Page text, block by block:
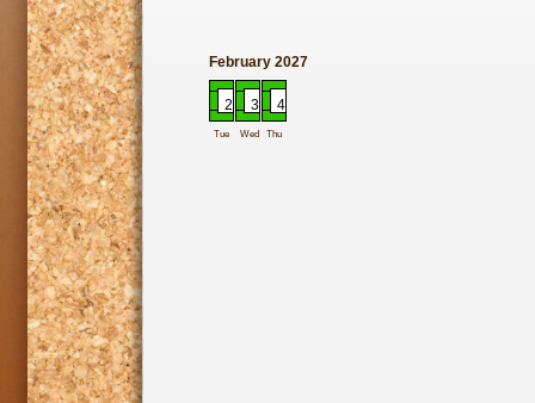
February 2027
2 3 4
Tue Wed Thu